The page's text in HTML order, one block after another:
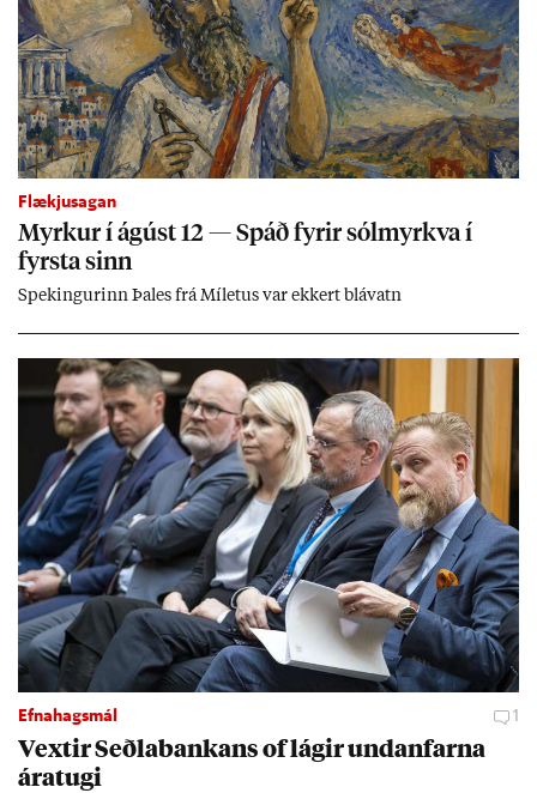
Flækjusagan
Myrk­ur í ág­úst 12 — Spáð fyr­ir sól­myrkva í
fyrsta sinn
Spek­ing­ur­inn Þa­les frá Míletus var ekk­ert blá­vatn
Efnahagsmál 1
Vext­ir Seðla­bank­ans of lág­ir und­an­farna
ára­tugi